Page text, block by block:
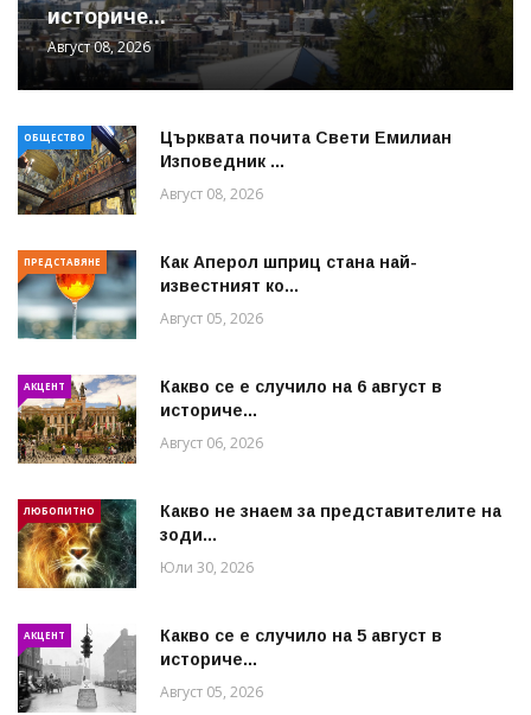
историче...
Август 08, 2026
ОБЩЕСТВО
Църквата почита Свeти Емилиан
Изповедник ...
Август 08, 2026
ПРЕДСТАВЯНЕ
Как Аперол шприц стана най-
известният ко...
Август 05, 2026
АКЦЕНТ
Какво се е случило на 6 август в
историче...
Август 06, 2026
ЛЮБОПИТНО
Какво не знаем за представителите на
зоди...
Юли 30, 2026
АКЦЕНТ
Какво се е случило на 5 август в
историче...
Август 05, 2026